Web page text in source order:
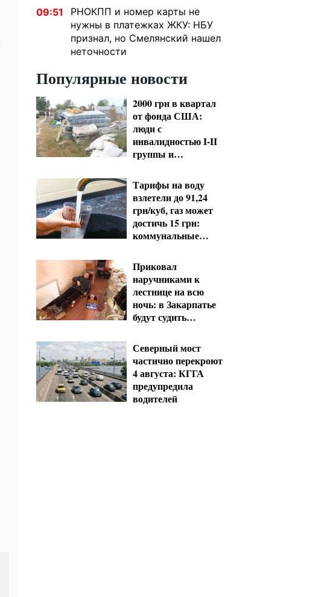
09:51
РНОКПП и номер карты не
нужны в платежках ЖКУ: НБУ
признал, но Смелянский нашел
неточности
Популярные новости
2000 грн в квартал
от фонда США:
люди с
инвалидностью I-II
группы и
получат выплаты
Тарифы на воду
взлетели до 91,24
грн/куб, газ может
достичь 15 грн:
коммунальные
Приковал
наручниками к
лестнице на всю
ночь: в Закарпатье
будут судить
пытки
Северный мост
частично перекроют
4 августа: КГГА
предупредила
водителей